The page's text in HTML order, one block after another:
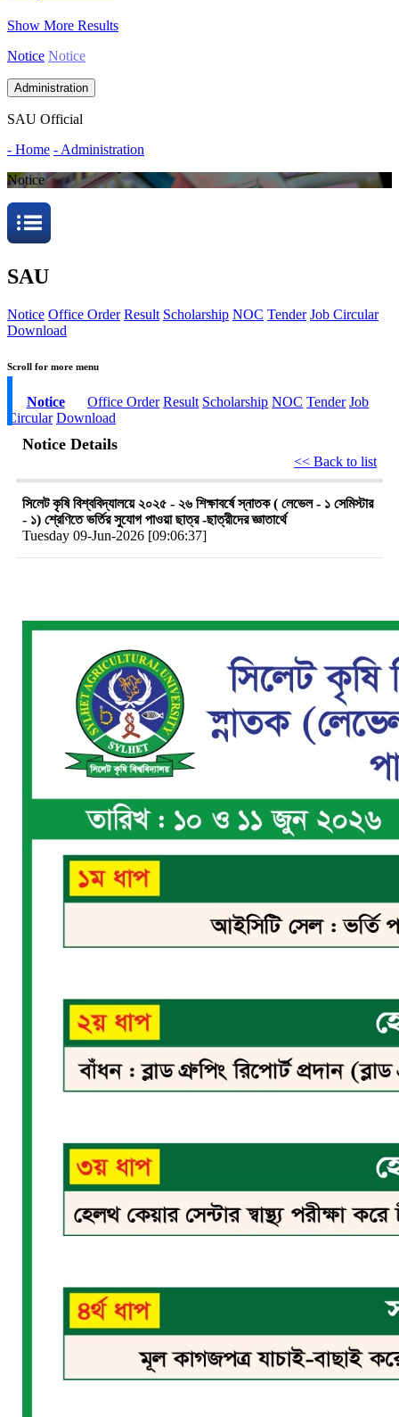
Show More Results
Notice Notice
Administration
SAU Official
- Home - Administration
Notice
SAU
Notice Office Order Result Scholarship NOC Tender Job Circular
Download
Scroll for more menu
Notice Office Order Result Scholarship NOC Tender Job
Circular Download
Notice Details
<< Back to list
সিলেট কৃষি বিশ্ববিদ্যালয়ে ২০২৫ - ২৬ শিক্ষাবর্ষে স্নাতক ( লেভেল - ১ সেমিস্টার
- ১) শ্রেণিতে ভর্তির সুযোগ পাওয়া ছাত্র -ছাত্রীদের জ্ঞাতার্থে
Tuesday 09-Jun-2026 [09:06:37]